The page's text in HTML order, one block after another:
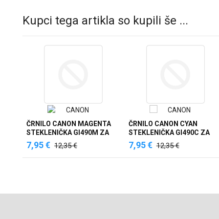
Kupci tega artikla so kupili še ...
ČRNILO CANON MAGENTA
STEKLENIČKA GI490M ZA
G1400, G2400. G3400, ZA
7.000 STRANI (0665C001AA)
7,95 € 12,35 €
ČRNILO CANON CYAN
STEKLENIČKA GI490C ZA
G1400, G2400. G3400 ZA
7.000 STRANI, 70m
(0664C001AA)
7,95 €12,35 €